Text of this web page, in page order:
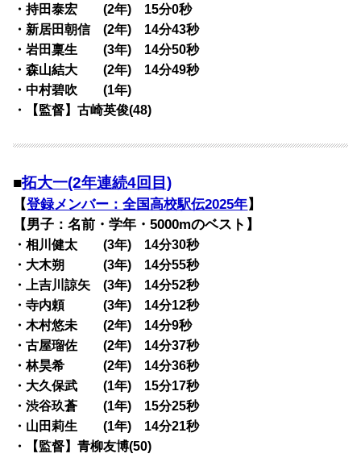
・持田泰宏 (2年) 15分0秒
・新居田朝信 (2年) 14分43秒
・岩田稟生 (3年) 14分50秒
・森山結大 (2年) 14分49秒
・中村碧吹 (1年)
・【監督】古崎英俊(48)
■拓大一(2年連続4回目)
【登録メンバー：全国高校駅伝2025年】
【男子：名前・学年・5000mのベスト】
・相川健太 (3年) 14分30秒
・大木朔 (3年) 14分55秒
・上吉川諒矢 (3年) 14分52秒
・寺内頼 (3年) 14分12秒
・木村悠未 (2年) 14分9秒
・古屋瑠佐 (2年) 14分37秒
・林昊希 (2年) 14分36秒
・大久保武 (1年) 15分17秒
・渋谷玖蒼 (1年) 15分25秒
・山田莉生 (1年) 14分21秒
・【監督】青柳友博(50)